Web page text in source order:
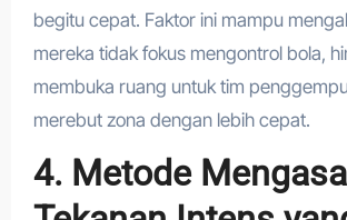
begitu cepat. Faktor ini mampu
mereka tidak fokus mengontrol bola,
membuka ruang untuk tim
merebut zona dengan lebih cepat.
4. Metode